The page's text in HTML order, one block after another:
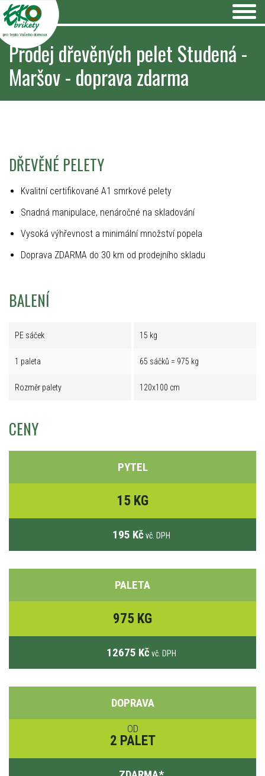
pro teplo Vašeho domova
Prodej dřevěných pelet Studená -
Maršov - doprava zdarma
DŘEVĚNÉ PELETY
Kvalitní certifikované A1 smrkové pelety
Snadná manipulace, nenáročné na skladování
Vysoká výhřevnost a minimální množství popela
Doprava ZDARMA do 30 km od prodejního skladu
BALENÍ
PE sáček 15 kg
1 paleta 65 sáčků = 975 kg
Rozměr palety 120x100 cm
CENY
PYTEL
15 KG
195 Kč vč. DPH
PALETA
975 KG
12675 Kč vč. DPH
DOPRAVA
OD
2 PALET